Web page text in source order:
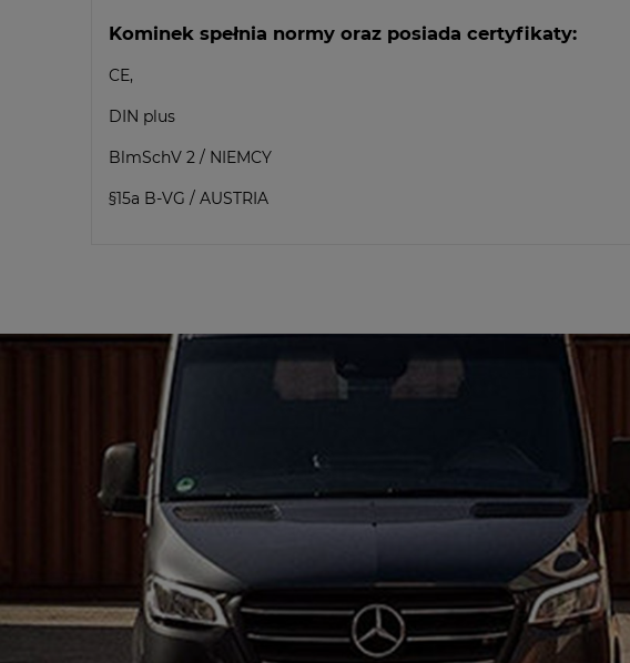
Kominek spełnia normy oraz posiada certyfikaty:
CE,
DIN plus
BlmSchV 2 / NIEMCY
§15a B-VG / AUSTRIA